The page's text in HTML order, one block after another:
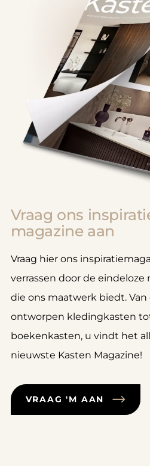
Vraag ons
magazine aan
Vraag hier ons
verrassen door de
die ons maatwerk biedt. Van
ontworpen kledingkasten
boekenkasten, u vindt het
nieuwste Kasten Magazine!
VRAAG 'M AAN